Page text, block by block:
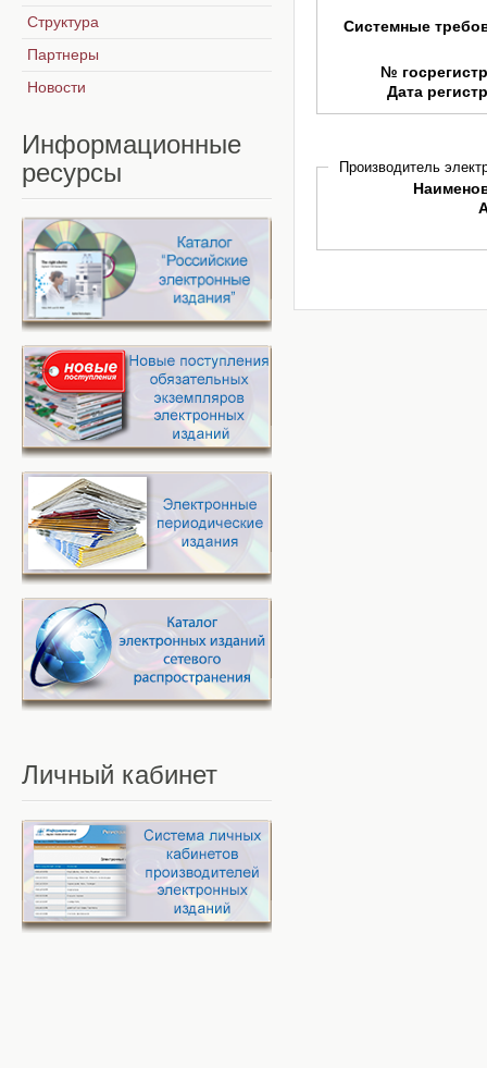
Системные
№
Дата
Производитель
Структура
Партнеры
Новости
Информационные
ресурсы
Личный кабинет